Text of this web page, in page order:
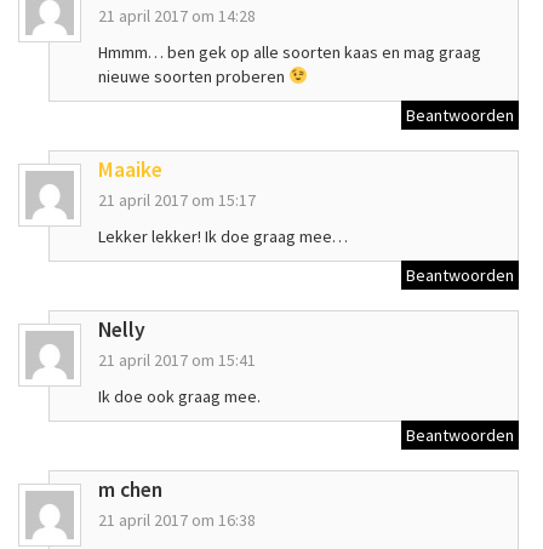
21 april 2017 om 14:28
Hmmm… ben gek op alle soorten kaas en mag graag
nieuwe soorten proberen
Beantwoorden
Maaike
21 april 2017 om 15:17
Lekker lekker! Ik doe graag mee…
Beantwoorden
Nelly
21 april 2017 om 15:41
Ik doe ook graag mee.
Beantwoorden
m chen
21 april 2017 om 16:38